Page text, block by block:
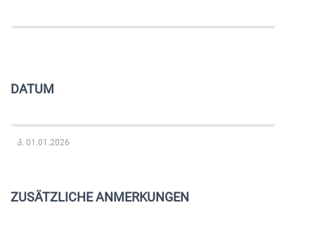
DATUM
z.B. 01.01.2026
ZUSÄTZLICHE ANMERKUNGEN